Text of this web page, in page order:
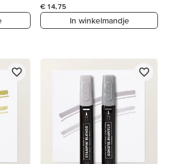
€ 14,75
In winkelmandje